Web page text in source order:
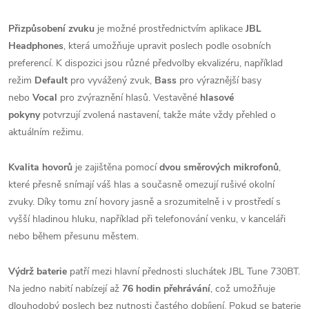
Přizpůsobení zvuku je možné prostřednictvím aplikace JBL
Headphones, která umožňuje upravit poslech podle osobních
preferencí. K dispozici jsou různé předvolby ekvalizéru, například
režim Default pro vyvážený zvuk, Bass pro výraznější basy
nebo Vocal pro zvýraznění hlasů. Vestavěné hlasové
pokyny potvrzují zvolená nastavení, takže máte vždy přehled o
aktuálním režimu.
Kvalita hovorů je zajištěna pomocí dvou směrových mikrofonů,
které přesně snímají váš hlas a současně omezují rušivé okolní
zvuky. Díky tomu zní hovory jasně a srozumitelně i v prostředí s
vyšší hladinou hluku, například při telefonování venku, v kanceláři
nebo během přesunu městem.
Výdrž baterie patří mezi hlavní přednosti sluchátek JBL Tune 730BT.
Na jedno nabití nabízejí až 76 hodin přehrávání, což umožňuje
dlouhodobý poslech bez nutnosti častého dobíjení. Pokud se baterie